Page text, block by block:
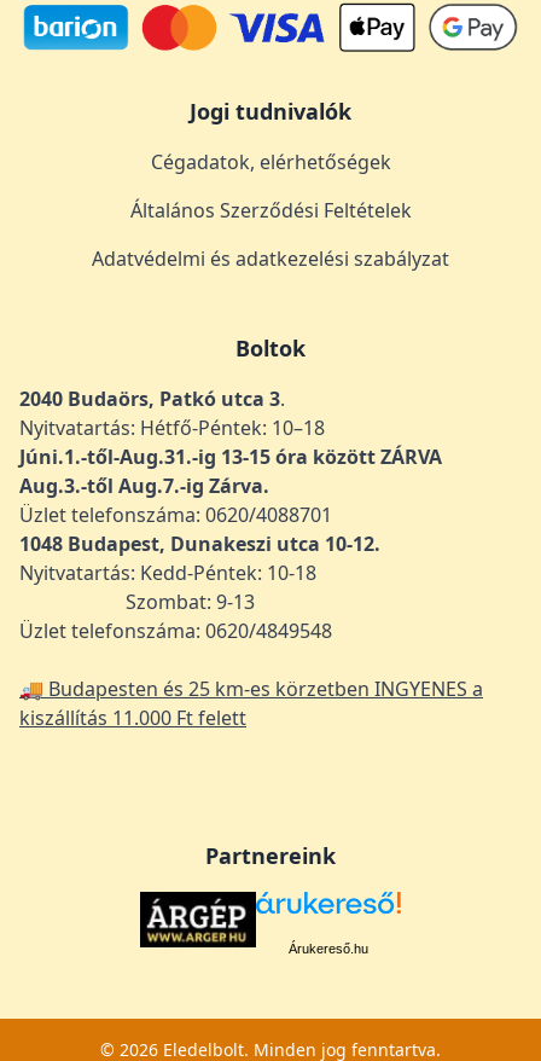
Jogi tudnivalók
Cégadatok, elérhetőségek
Általános Szerződési Feltételek
Adatvédelmi és adatkezelési szabályzat
Boltok
2040 Budaörs, Patkó utca 3.
Nyitvatartás: Hétfő-Péntek: 10–18
Júni.1.-től-Aug.31.-ig 13-15 óra között ZÁRVA
Aug.3.-től Aug.7.-ig Zárva.
Üzlet telefonszáma: 0620/4088701
1048 Budapest, Dunakeszi utca 10-12.
Nyitvatartás: Kedd-Péntek: 10-18
Szombat: 9-13
Üzlet telefonszáma: 0620/4849548
🚚 Budapesten és 25 km-es körzetben INGYENES a
kiszállítás 11.000 Ft felett
Partnereink
Árukereső.hu
© 2026 Eledelbolt. Minden jog fenntartva.